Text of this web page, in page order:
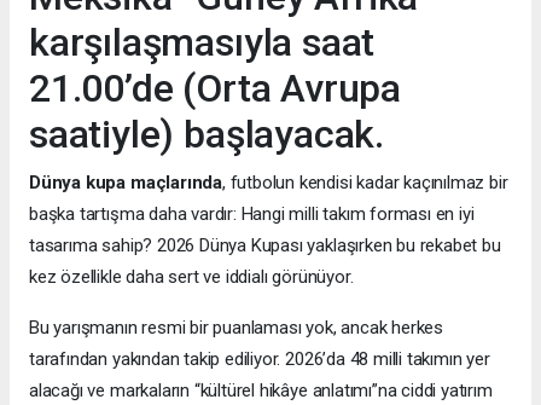
karşılaşmasıyla saat
21.00’de (Orta Avrupa
saatiyle) başlayacak.
Dünya kupa maçlarında, futbolun kendisi kadar kaçınılmaz bir
başka tartışma daha vardır: Hangi milli takım forması en iyi
tasarıma sahip? 2026 Dünya Kupası yaklaşırken bu rekabet bu
kez özellikle daha sert ve iddialı görünüyor.
Bu yarışmanın resmi bir puanlaması yok, ancak herkes
tarafından yakından takip ediliyor. 2026’da 48 milli takımın yer
alacağı ve markaların “kültürel hikâye anlatımı”na ciddi yatırım